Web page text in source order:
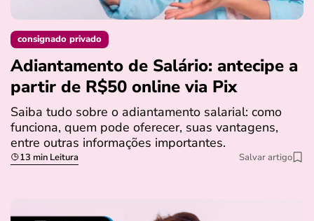
consignado privado
Adiantamento de Salário: antecipe a
partir de R$50 online via Pix
Saiba tudo sobre o adiantamento salarial: como
funciona, quem pode oferecer, suas vantagens,
entre outras informações importantes.
13 min Leitura Salvar artigo